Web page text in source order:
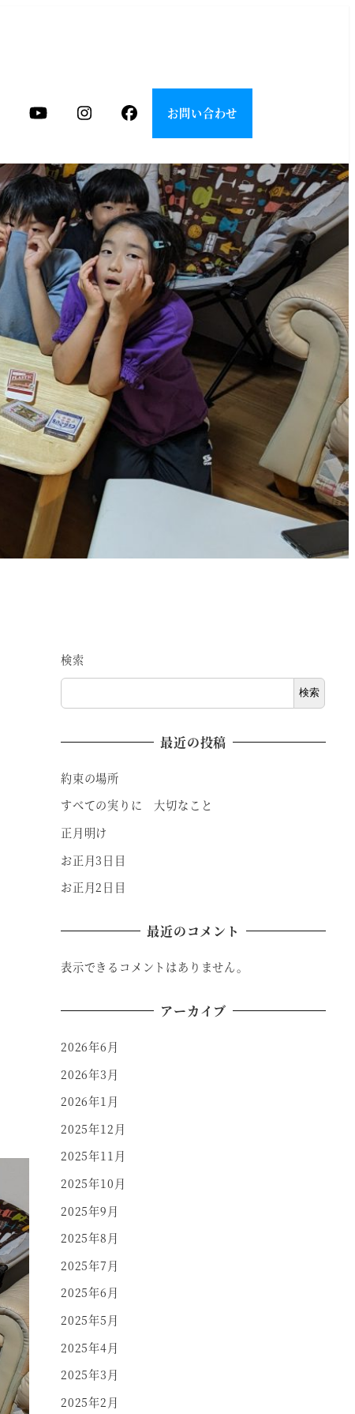
お問い合わせ
検索
検索
最近の投稿
約束の場所
すべての実りに 大切なこと
正月明け
お正月3日目
お正月2日目
最近のコメント
表示できるコメントはありません。
アーカイブ
2026年6月
2026年3月
2026年1月
2025年12月
2025年11月
2025年10月
2025年9月
2025年8月
2025年7月
2025年6月
2025年5月
2025年4月
2025年3月
2025年2月